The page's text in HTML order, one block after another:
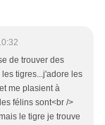
de trouver des
tigres...j'adore les
me plasient à
félins sont<br />
le tigre je trouve